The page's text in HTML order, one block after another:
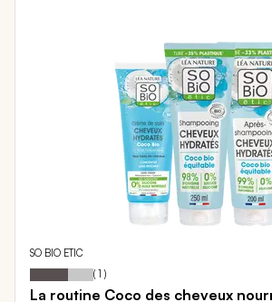
SO BIO ETIC
Notation: 60
% of
( 1 )
La routine Coco des cheveux